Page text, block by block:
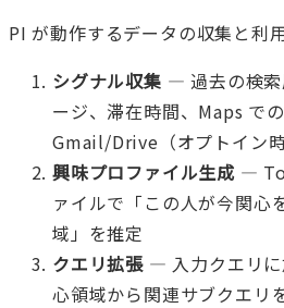
PI が動作するデータの収集と利
シグナル収集 — 過去の検索
ージ、滞在時間、Maps での
Gmail/Drive（オプトイン
興味プロファイル生成 —
ァイルで「この人が今関心
域」を推定
クエリ拡張 — 入力クエリに
心領域から関連サブクエリ